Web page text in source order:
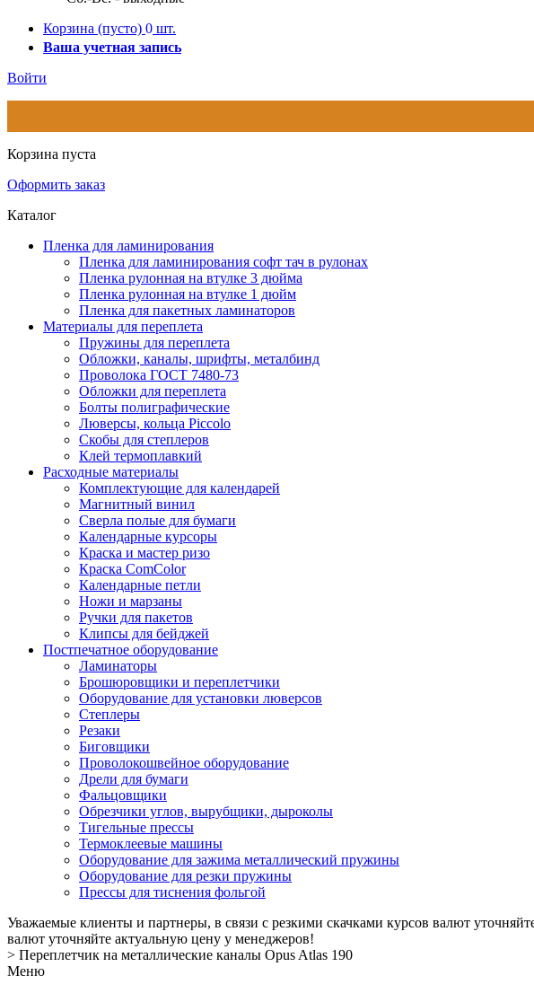
Корзина (пусто) 0 шт.
Ваша учетная запись
Войти
Корзина пуста
Оформить заказ
Каталог
Пленка для ламинирования
Пленка для ламинирования софт тач в рулонах
Пленка рулонная на втулке 3 дюйма
Пленка рулонная на втулке 1 дюйм
Пленка для пакетных ламинаторов
Материалы для переплета
Пружины для переплета
Обложки, каналы, шрифты, металбинд
Проволока ГОСТ 7480-73
Обложки для переплета
Болты полиграфические
Люверсы, кольца Piccolo
Скобы для степлеров
Клей термоплавкий
Расходные материалы
Комплектующие для календарей
Магнитный винил
Сверла полые для бумаги
Календарные курсоры
Краска и мастер ризо
Краска ComColor
Календарные петли
Ножи и марзаны
Ручки для пакетов
Клипсы для бейджей
Постпечатное оборудование
Ламинаторы
Брошюровщики и переплетчики
Оборудование для установки люверсов
Степлеры
Резаки
Биговщики
Проволокошвейное оборудование
Дрели для бумаги
Фальцовщики
Обрезчики углов, вырубщики, дыроколы
Тигельные прессы
Термоклеевые машины
Оборудование для зажима металлический пружины
Оборудование для резки пружины
Прессы для тиснения фольгой
Уважаемые клиенты и партнеры, в связи с резкими скачками курсов валют
валют уточняйте актуальную цену у менеджеров!
> Переплетчик на металлические каналы Opus Atlas 190
Меню